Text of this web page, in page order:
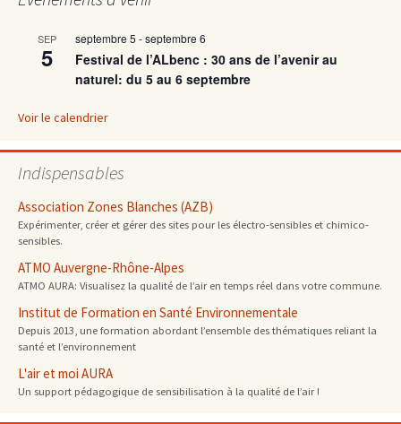
SEP
5
septembre 5 -septembre 6
Festival de l’ALbenc : 30 ans de l’avenir au
naturel: du 5 au 6 septembre
Voir le calendrier
Indispensables
Association Zones Blanches (AZB)
Expérimenter, créer et gérer des sites pour les électro-sensibles et chimico-
sensibles.
ATMO Auvergne-Rhône-Alpes
ATMO AURA: Visualisez la qualité de l’air en temps réel dans votre commune.
Institut de Formation en Santé Environnementale
Depuis 2013, une formation abordant l’ensemble des thématiques reliant la
santé et l’environnement
L'air et moi AURA
Un support pédagogique de sensibilisation à la qualité de l’air !